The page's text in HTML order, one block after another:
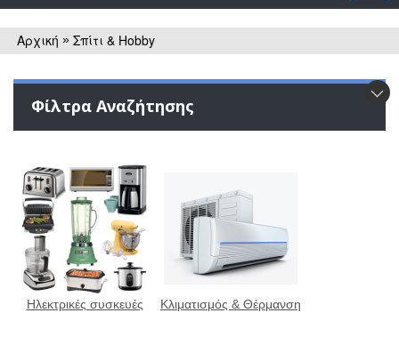
Αρχική » Σπίτι & Hobby
Φίλτρα Αναζήτησης
Ηλεκτρικές συσκευές Κλιματισμός & Θέρμανση